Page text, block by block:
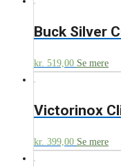
Buck Silver
kr. 519,00 Se mere
Victorinox
kr. 399,00 Se mere